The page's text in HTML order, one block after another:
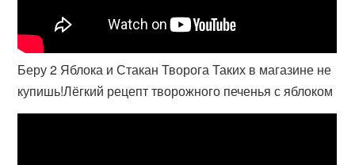
Беру 2 Яблока и Стакан Творога Таких в магазине не
купишь!Лёгкий рецепт творожного печенья с яблоком